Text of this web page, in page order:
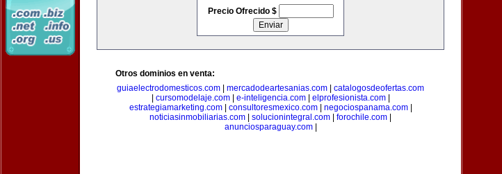
Precio Ofrecido $
Otros dominios en venta:
guiaelectrodomesticos.com
mercadodeartesanias.com
catalogosdeofertas.com
cursomodelaje.com| e-inteligencia.com| elprofesionista.com|
estrategiamarketing.com| consultoresmexico.com| negociospanama.com|
noticiasinmobiliarias.com
solucionintegral.com forochile.com
anunciosparaguay.com|